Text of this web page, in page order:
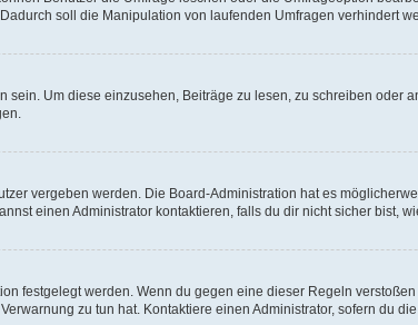
soll die Manipulation von laufenden Umfragen verhindert
sein. Um diese einzusehen, Beiträge zu lesen, zu schreiben
vergeben werden. Die Board-Administration hat es
einen Administrator kontaktieren, falls du dir nicht sicher bist,
festgelegt werden. Wenn du gegen eine dieser Regeln
zu tun hat. Kontaktiere einen Administrator, sofern du